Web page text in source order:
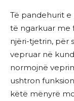
Të pandehurit e
të ngarkuar me
njëri-tjetrin, për
vepruar në
normojnë
ushtron
këtë mënyrë